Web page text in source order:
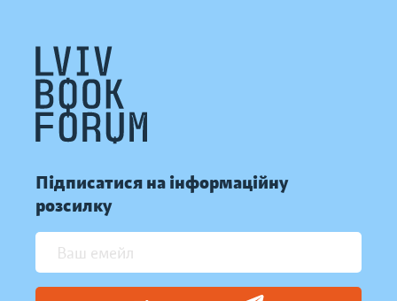
Підписатися на інформаційну
розсилку